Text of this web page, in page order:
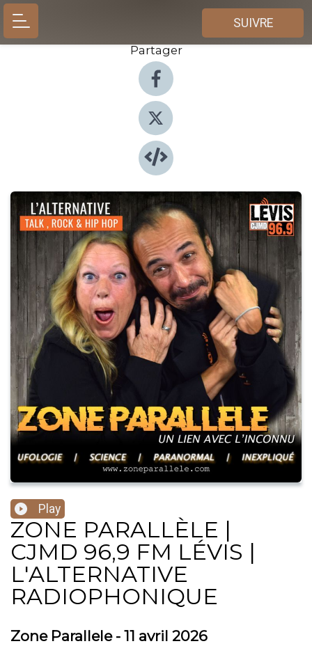
SUIVRE
Partager
Play
ZONE PARALLÈLE |
CJMD 96,9 FM LÉVIS |
L'ALTERNATIVE
RADIOPHONIQUE
Zone Parallele - 11 avril 2026